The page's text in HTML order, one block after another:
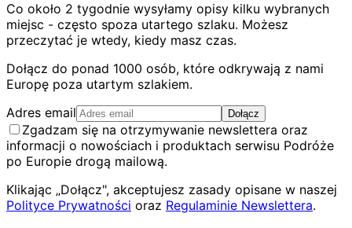
Co około 2 tygodnie wysyłamy opisy kilku wybranych
miejsc - często spoza utartego szlaku. Możesz
przeczytać je wtedy, kiedy masz czas.
Dołącz do ponad 1000 osób, które odkrywają z nami
Europę poza utartym szlakiem.
Adres email
Dołącz
Zgadzam się na otrzymywanie newslettera oraz
informacji o nowościach i produktach serwisu Podróże
po Europie drogą mailową.
Klikając „Dołącz", akceptujesz zasady opisane w naszej
Polityce Prywatności oraz Regulaminie Newslettera.